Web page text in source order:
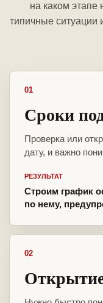
на каком этапе
типичные ситуации
01
Сроки
Проверка или
дату, и важно
РЕЗУЛЬТАТ
Строим график
по нему,
02